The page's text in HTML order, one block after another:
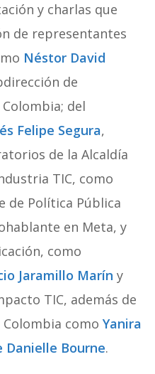
y charlas que
de representantes
Néstor David
de
del
Felipe Segura,
de la Alcaldía
TIC, como
de Política Pública
en Meta, y
como
Jaramillo Marín y
TIC, además de
Colombia comoYanira
Danielle Bourne.